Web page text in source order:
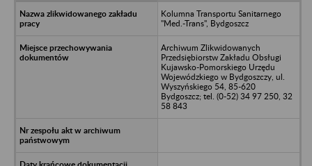
Kolumna Transportu Sanitarnego
"Med.-Trans", Bydgoszcz
Archiwum Zlikwidowanych
Przedsiębiorstw Zakładu Obsługi
Kujawsko-Pomorskiego Urzędu
Wojewódzkiego w Bydgoszczy, ul.
Wyszyńskiego 54, 85-620
Bydgoszcz; tel. (0-52) 34 97 250, 32
58 843